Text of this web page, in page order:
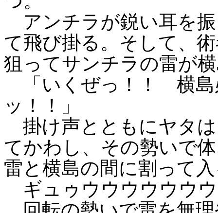
アンチラが鋭い耳を
て飛び掛る。そして、
狙ってサンチラの雷が
「いくぜっ！！ 横島
ッ！！」
掛け声とともにヤタ
てかわし、その勢いで
雷と横島の間に割って
ギュゥウウウウウウ